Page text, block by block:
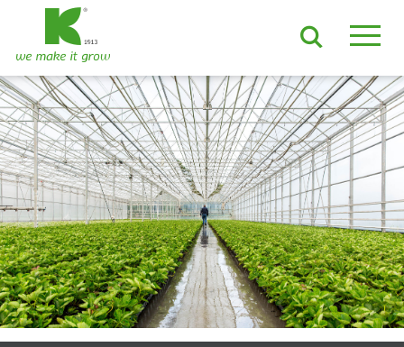
ES EN DE FR NL JA LV LT PL BE KO EN-US
PRODUCTOS Y SOLUCIONES
Sustratos ADVANCED
Sustratos ProLine
Materias primas
Mantillo para contenedor
Growcoon
Log & Solve
Growbag
Sphaxx®